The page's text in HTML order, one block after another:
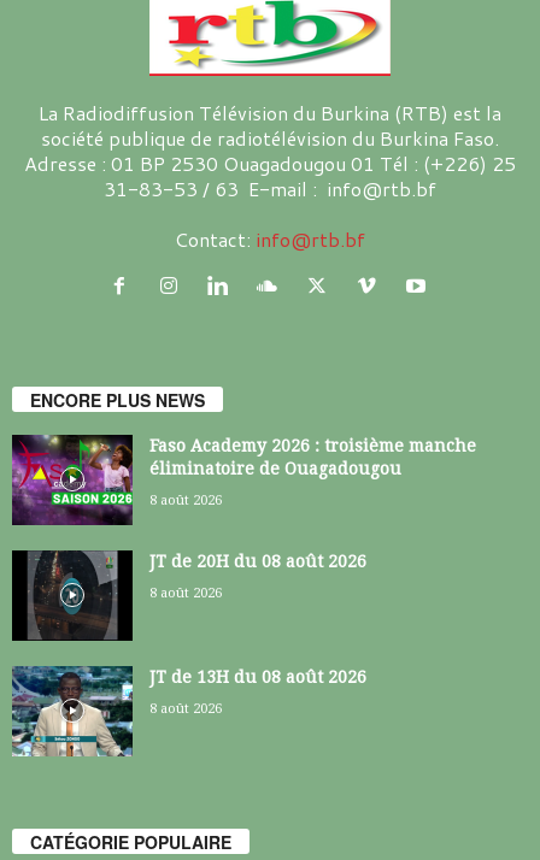
La Radiodiffusion Télévision du Burkina (RTB) est la
société publique de radiotélévision du Burkina Faso.
Adresse : 01 BP 2530 Ouagadougou 01 Tél : (+226) 25
31-83-53 / 63 E-mail : info@rtb.bf
Contact: info@rtb.bf
ENCORE PLUS NEWS
Faso Academy 2026 : troisième manche
éliminatoire de Ouagadougou
8 août 2026
JT de 20H du 08 août 2026
8 août 2026
JT de 13H du 08 août 2026
8 août 2026
CATÉGORIE POPULAIRE